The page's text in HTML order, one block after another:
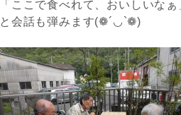
「ここで食べれて、おいしいなぁ
と会話も弾みます(❁´◡`❁)